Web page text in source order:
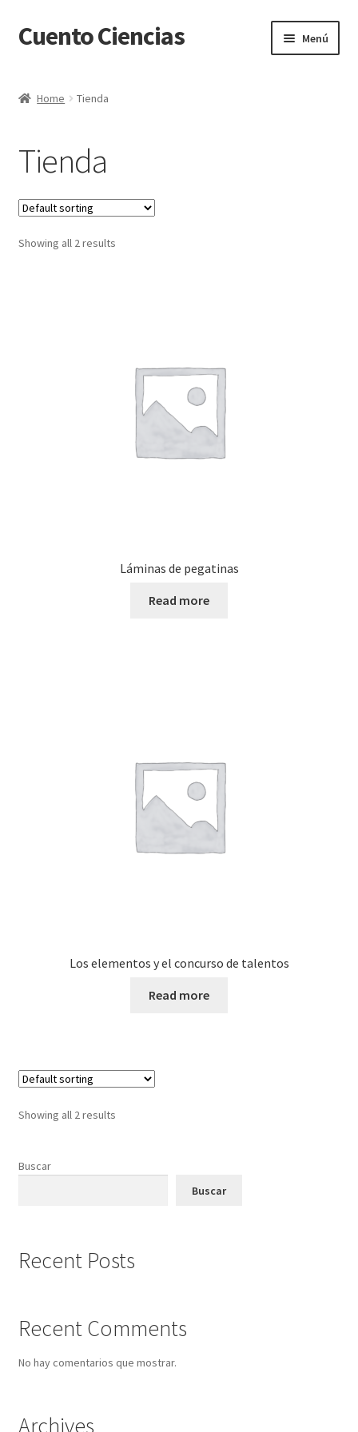
Ir
a
navegación
Ir
al
Cuento Ciencias Menú
Finalizar compra
Mi cuenta
Sample Page
Home Tienda
Tienda
Showing all 2 results
Láminas de pegatinas
Read more
Los elementos y el concurso de talentos
Read more
Showing all 2 results
Buscar
Buscar
Recent Posts
Recent Comments
No hay comentarios que mostrar.
Archives